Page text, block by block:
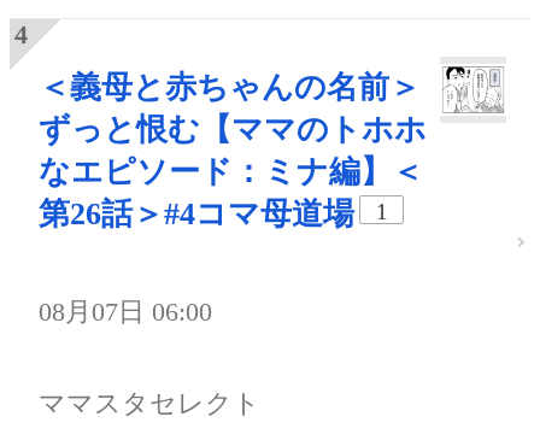
＜義母と赤ちゃんの名前＞
ずっと恨む【ママのトホホ
なエピソード：ミナ編】＜
第26話＞#4コマ母道場
1
08月07日 06:00
ママスタセレクト